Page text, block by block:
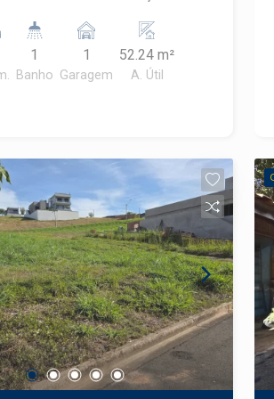
(obras aceleradas)
de entrega em dezembro de
1
Banho
1
Garagem
52.24 m²
A. Útil